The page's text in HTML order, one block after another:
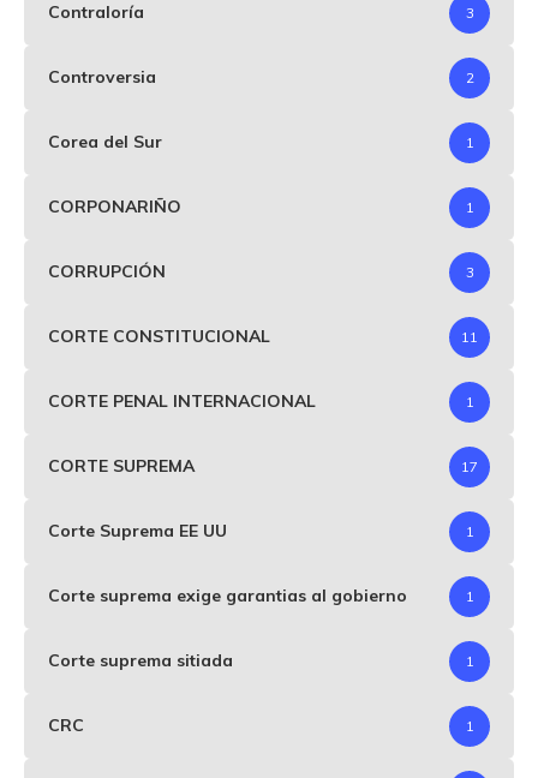
Contraloría 3
Controversia 2
Corea del Sur 1
CORPONARIÑO 1
CORRUPCIÓN 3
CORTE CONSTITUCIONAL 11
CORTE PENAL INTERNACIONAL 1
CORTE SUPREMA 17
Corte Suprema EE UU 1
Corte suprema exige garantias al gobierno 1
Corte suprema sitiada 1
CRC 1